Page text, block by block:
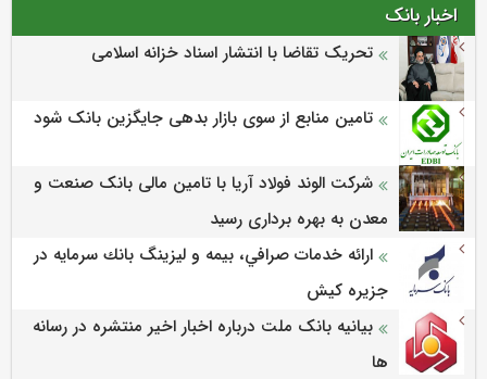
اخبار بانک
تحریک تقاضا با انتشار اسناد خزانه اسلامی
تامین منابع از سوی بازار بدهی جایگزین بانک شود
شرکت الوند فولاد آریا با تامین مالی بانک صنعت و
معدن به بهره برداری رسید
ارائه خدمات صرافي، بيمه و ليزينگ بانك سرمايه در
جزيره كيش
بیانیه بانک ملت درباره اخبار اخیر منتشره در رسانه
ها